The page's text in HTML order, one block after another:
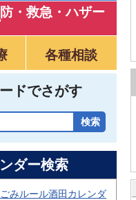
・救急 ・ハザー
各種相談
ドでさがす
ダー検索
みルール酒田カレンダ